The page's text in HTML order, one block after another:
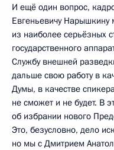
И ещё один вопрос,
Евгеньевичу Нарышкину
из наиболее серьёзных
государственного
Службу внешней
дальше свою работу в
Думы, в качестве
не сможет и не будет. В
об избрании нового
Это, безусловно, дело
но мы с Дмитрием